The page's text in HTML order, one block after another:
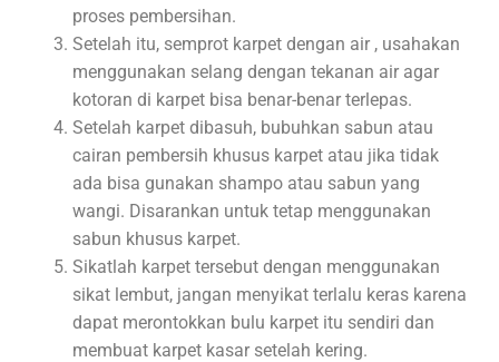
proses pembersihan.
Setelah itu, semprot karpet dengan air , usahakan
menggunakan selang dengan tekanan air agar
kotoran di karpet bisa benar-benar terlepas.
Setelah karpet dibasuh, bubuhkan sabun atau
cairan pembersih khusus karpet atau jika tidak
ada bisa gunakan shampo atau sabun yang
wangi. Disarankan untuk tetap menggunakan
sabun khusus karpet.
Sikatlah karpet tersebut dengan menggunakan
sikat lembut, jangan menyikat terlalu keras karena
dapat merontokkan bulu karpet itu sendiri dan
membuat karpet kasar setelah kering.